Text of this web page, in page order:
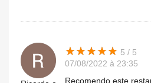
★★★★★
★★★★★ 5 / 5
07/08/2022 à 23:35
Recomendo este